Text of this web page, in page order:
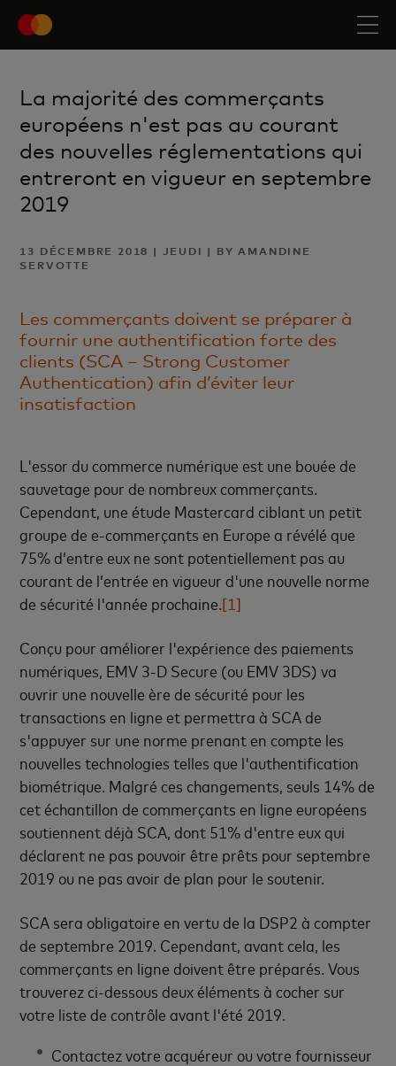
La majorité des commerçants
européens n'est pas au courant
des nouvelles réglementations qui
entreront en vigueur en septembre
2019
13 DÉCEMBRE 2018 | JEUDI | BY AMANDINE
SERVOTTE
Les commerçants doivent se préparer à
fournir une authentification forte des
clients (SCA – Strong Customer
Authentication) afin d’éviter leur
insatisfaction
L'essor du commerce numérique est une bouée de
sauvetage pour de nombreux commerçants.
Cependant, une étude Mastercard ciblant un petit
groupe de e-commerçants en Europe a révélé que
75% d’entre eux ne sont potentiellement pas au
courant de l’entrée en vigueur d'une nouvelle norme
de sécurité l'année prochaine.[1]
Conçu pour améliorer l'expérience des paiements
numériques, EMV 3-D Secure (ou EMV 3DS) va
ouvrir une nouvelle ère de sécurité pour les
transactions en ligne et permettra à SCA de
s'appuyer sur une norme prenant en compte les
nouvelles technologies telles que l'authentification
biométrique. Malgré ces changements, seuls 14% de
cet échantillon de commerçants en ligne européens
soutiennent déjà SCA, dont 51% d'entre eux qui
déclarent ne pas pouvoir être prêts pour septembre
2019 ou ne pas avoir de plan pour le soutenir.
SCA sera obligatoire en vertu de la DSP2 à compter
de septembre 2019. Cependant, avant cela, les
commerçants en ligne doivent être préparés. Vous
trouverez ci-dessous deux éléments à cocher sur
votre liste de contrôle avant l'été 2019.
Contactez votre acquéreur ou votre fournisseur